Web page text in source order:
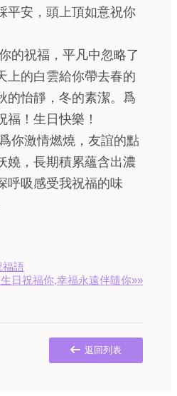
平安，頭上頂如意祝你
的祝福，平凡中忽略了
上的白雲給你帶去春的
的怡靜，冬的素潔。爲
福！生日快樂！
你激情燃燒，友誼的點
嬈，長期積累蘊含出濃
呼吸感受我祝福的味
福語
日祝福你,幸福永遠伴隨你»»
返回列表